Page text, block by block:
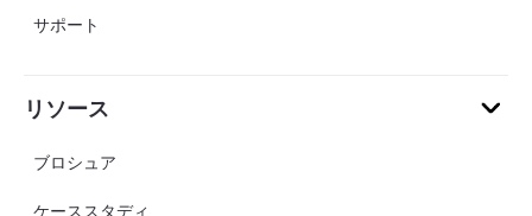
サポート
リソース
ブロシュア
ケーススタディ